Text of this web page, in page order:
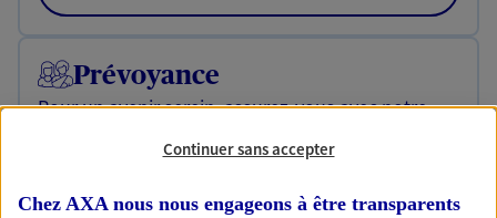
Prévoyance
Pour un avenir serein, assurez-vous avec notre
d'accident ou de maladie en optant pour les
invalidité ou de décès.
Continuer sans accepter
Chez AXA nous nous engageons à être transparents